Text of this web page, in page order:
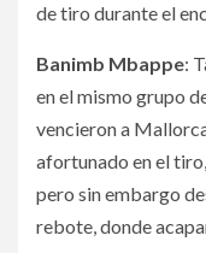
de tiro durante el
Banimb Mbappe:
en el mismo grupo
vencieron a
afortunado en el
pero sin embargo
rebote, donde